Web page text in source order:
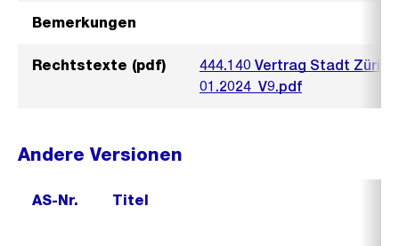
Bemerkungen
Rechtstexte (pdf)
444.140 Vertrag Stadt
01.2024_V9.pdf
Andere Versionen
AS-Nr. Titel